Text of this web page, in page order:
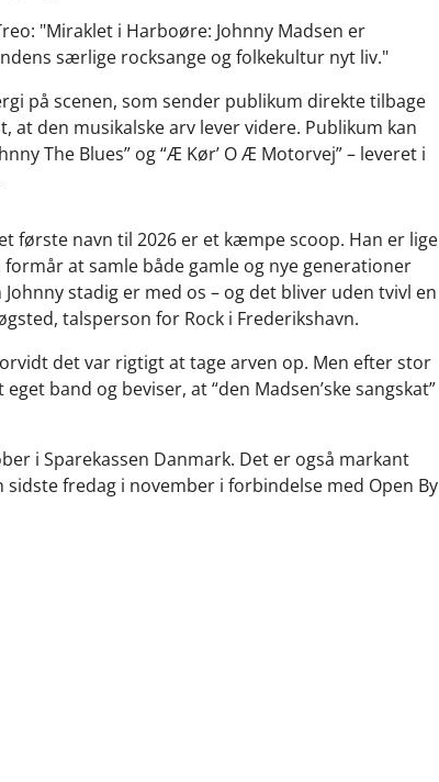
"Miraklet i Harboøre: Johnny Madsen er
særlige rocksange og folkekultur nyt liv."
på scenen, som sender publikum direkte tilbage
at den musikalske arv lever videre. Publikum kan
The Blues” og “Æ Kør’ O Æ Motorvej” – leveret i
første navn til 2026 er et kæmpe scoop. Han er lige
at samle både gamle og nye generationer
stadig er med os – og det bliver uden tvivl en
talsperson for Rock i Frederikshavn.
det var rigtigt at tage arven op. Men efter stor
band og beviser, at “den Madsen’ske sangskat”
i Sparekassen Danmark. Det er også markant
fredag i november i forbindelse med Open By